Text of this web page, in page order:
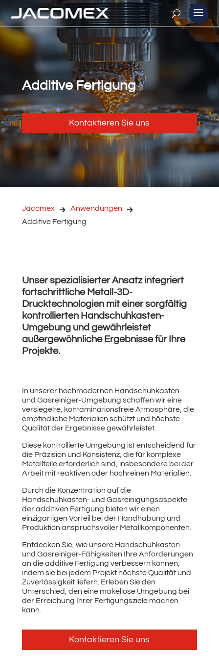
Additive Fertigung
Kontaktieren Sie uns
Jacomex
Anwendungen
Additive Fertigung
Unser spezialisierter Ansatz integriert
fortschrittliche Metall-3D-
Drucktechnologien mit einer sorgfältig
kontrollierten Handschuhkasten-
Umgebung und gewährleistet
außergewöhnliche Ergebnisse für Ihre
Projekte.
In unserer hochmodernen Handschuhkasten-
und Gasreiniger-Umgebung schaffen wir eine
versiegelte, kontaminationsfreie Atmosphäre, die
empfindliche Materialien schützt und höchste
Qualität der Ergebnisse gewährleistet.
Diese kontrollierte Umgebung ist entscheidend für
die Präzision und Konsistenz, die für komplexe
Metallteile erforderlich sind, insbesondere bei der
Arbeit mit reaktiven oder hochreinen Materialien.
Durch die Konzentration auf die
Handschuhkasten- und Gasreinigungsaspekte
der additiven Fertigung bieten wir einen
einzigartigen Vorteil bei der Handhabung und
Produktion anspruchsvoller Metallkomponenten.
Entdecken Sie, wie unsere Handschuhkasten-
und Gasreiniger-Fähigkeiten Ihre Anforderungen
an die additive Fertigung verbessern können,
indem sie bei jedem Projekt höchste Qualität und
Zuverlässigkeit liefern. Erleben Sie den
Unterschied, den eine makellose Umgebung bei
der Erreichung Ihrer Fertigungsziele machen
kann.
Kontaktieren Sie uns